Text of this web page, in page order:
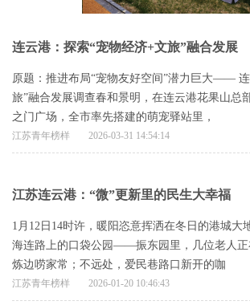
连云港：探索“宠物经济+文旅”融合发展
原题：推进布局“宠物友好空间”潜力巨大——
旅”融合发展调查春和景明，在连云港花果山总
之门广场，全市率先搭建的萌宠驿站里，
江苏青年榜样 2026-03-31 14:54:14
江苏连云港：“微”更新里的民生大幸福
1月12日14时许，暖阳恣意挥洒在冬日的港城大
海连路上的口袋公园——振东园里，几位老人正
炼边唠家常；不远处，爱民巷路口新开的咖
江苏青年榜样 2026-01-20 10:46:43